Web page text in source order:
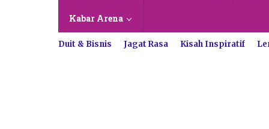
Kabar Arena
Duit & Bisnis Jagat Rasa Kisah Inspiratif